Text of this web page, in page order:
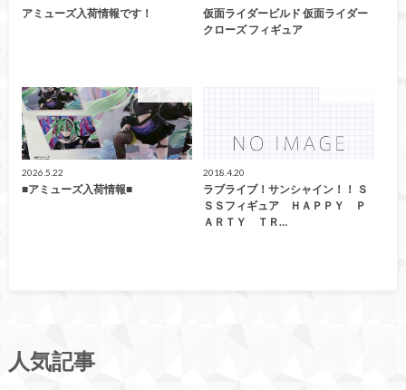
アミューズ入荷情報です！
仮面ライダービルド 仮面ライダー
クローズ フィギュア
2026.5.22
■アミューズ入荷情報■
2018.4.20
ラブライブ！サンシャイン！！ Ｓ
ＳＳフィギュア ＨＡＰＰＹ Ｐ
ＡＲＴＹ ＴＲ…
人気記事